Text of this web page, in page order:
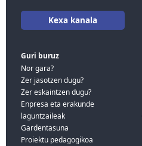
Kexa kanala
Guri buruz
Nor gara?
Zer jasotzen dugu?
Zer eskaintzen dugu?
Enpresa eta erakunde
laguntzaileak
Gardentasuna
Proiektu pedagogikoa